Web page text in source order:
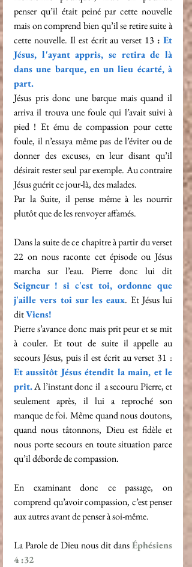
penser qu’il était peiné par cette nouvelle
mais on comprend bien qu’il se retire suite à
cette nouvelle. Il est écrit au verset 13 : Et
Jésus, l'ayant appris, se retira de là
dans une barque, en un lieu écarté, à
part.
Jésus pris donc une barque mais quand il
arriva il trouva une foule qui l’avait suivi à
pied ! Et ému de compassion pour cette
foule, il n’essaya même pas de l’éviter ou de
donner des excuses, en leur disant qu’il
désirait rester seul par exemple. Au contraire
Jésus guérit ce jour-là, des malades.
Par la Suite, il pense même à les nourrir
plutôt que de les renvoyer affamés.
Dans la suite de ce chapitre à partir du verset
22 on nous raconte cet épisode ou Jésus
Seigneur ! si c'est toi, ordonne que
j'aille vers toi sur les eaux. Et Jésus lui
dit Viens!
Pierre s’avance donc mais prit peur et se mit
à couler. Et tout de suite il appelle au
Et aussitôt Jésus étendit la main, et le
prit.A l’instant donc il  a secouru Pierre, et
seulement après, il lui a reproché son
manque de foi. Même quand nous doutons,
quand nous tâtonnons, Dieu est fidèle et
nous porte secours en toute situation parce
qu’il déborde de compassion.
En examinant donc ce passage, on
comprend qu’avoir compassion, c’est penser
aux autres avant de penser à soi-même.
La Parole de Dieu nous dit dans Éphésiens
4 :32